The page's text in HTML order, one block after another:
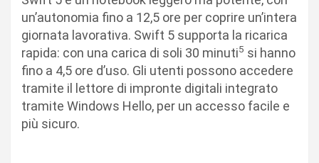
un’autonomia fino a 12,5 ore per coprire un’intera
giornata lavorativa. Swift 5 supporta la ricarica
rapida: con una carica di soli 30 minuti5 si hanno
fino a 4,5 ore d’uso. Gli utenti possono accedere
tramite il lettore di impronte digitali integrato
tramite Windows Hello, per un accesso facile e
più sicuro.